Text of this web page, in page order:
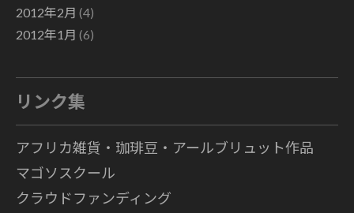
2012年2月 (4)
2012年1月 (6)
リンク集
アフリカ雑貨・珈琲豆・アールブリュット作品
マゴソスクール
クラウドファンディング